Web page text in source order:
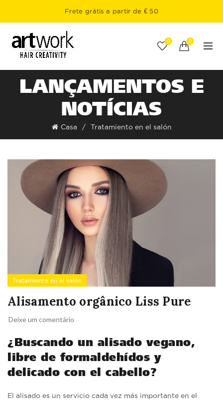
Frete grátis a partir de € 50
0 0
LANÇAMENTOS E
NOTÍCIAS
Casa Tratamiento en el salón
Tratamiento en el salón
Alisamento orgânico Liss Pure
Deixe um comentário
¿Buscando un alisado vegano,
libre de formaldehídos y
delicado con el cabello?
El alisado es un servicio cada vez más importante en el